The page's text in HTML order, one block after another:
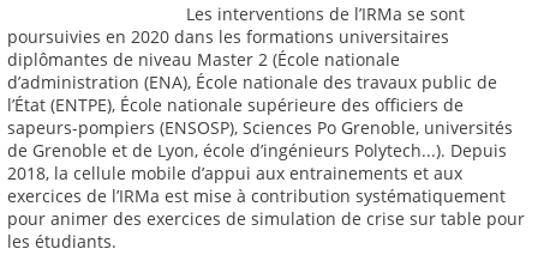
Les interventions de l’IRMa se sont
poursuivies en 2020 dans les formations universitaires
diplômantes de niveau Master 2 (École nationale
d’administration (ENA), École nationale des travaux public de
l’État (ENTPE), École nationale supérieure des officiers de
sapeurs-pompiers (ENSOSP), Sciences Po Grenoble, universités
de Grenoble et de Lyon, école d’ingénieurs Polytech...). Depuis
2018, la cellule mobile d’appui aux entrainements et aux
exercices de l’IRMa est mise à contribution systématiquement
pour animer des exercices de simulation de crise sur table pour
les étudiants.